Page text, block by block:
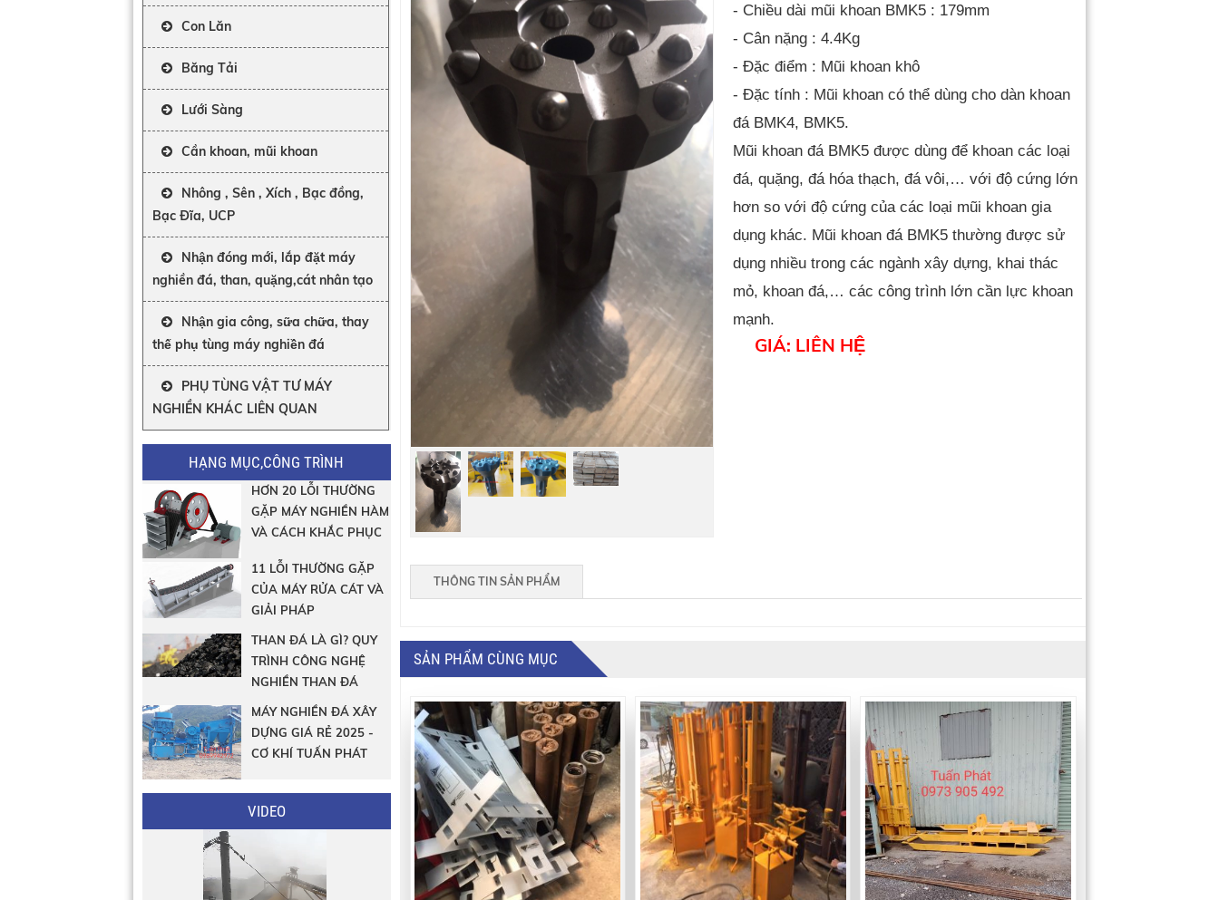
Con Lăn
Băng Tải
Lưới Sàng
Cần khoan, mũi khoan
Nhông , Sên , Xích , Bạc đồng,
Bạc Đĩa, UCP
Nhận đóng mới, lắp đặt máy
nghiền đá, than, quặng,cát nhân tạo
Nhận gia công, sữa chữa, thay
thế phụ tùng máy nghiền đá
PHỤ TÙNG VẬT TƯ MÁY
NGHIỀN KHÁC LIÊN QUAN
HẠNG MỤC,CÔNG TRÌNH
HƠN 20 LỖI THƯỜNG
GẶP MÁY NGHIỀN HÀM
VÀ CÁCH KHẮC PHỤC
11 LỖI THƯỜNG GẶP
CỦA MÁY RỬA CÁT VÀ
GIẢI PHÁP
THAN ĐÁ LÀ GÌ? QUY
TRÌNH CÔNG NGHỆ
NGHIỀN THAN ĐÁ
MÁY NGHIỀN ĐÁ XÂY
DỰNG GIÁ RẺ 2025 -
CƠ KHÍ TUẤN PHÁT
VIDEO
- Chiều dài mũi khoan BMK5 : 179mm
- Cân nặng : 4.4Kg
- Đặc điểm : Mũi khoan khô
- Đặc tính : Mũi khoan có thể dùng cho dàn khoan
đá BMK4, BMK5.
Mũi khoan đá BMK5 được dùng để khoan các loại
đá, quặng, đá hóa thạch, đá vôi,… với độ cứng lớn
hơn so với độ cứng của các loại mũi khoan gia
dụng khác. Mũi khoan đá BMK5 thường được sử
dụng nhiều trong các ngành xây dựng, khai thác
mỏ, khoan đá,… các công trình lớn cần lực khoan
mạnh.
GIÁ: LIÊN HỆ
THÔNG TIN SẢN PHẨM
SẢN PHẨM CÙNG MỤC